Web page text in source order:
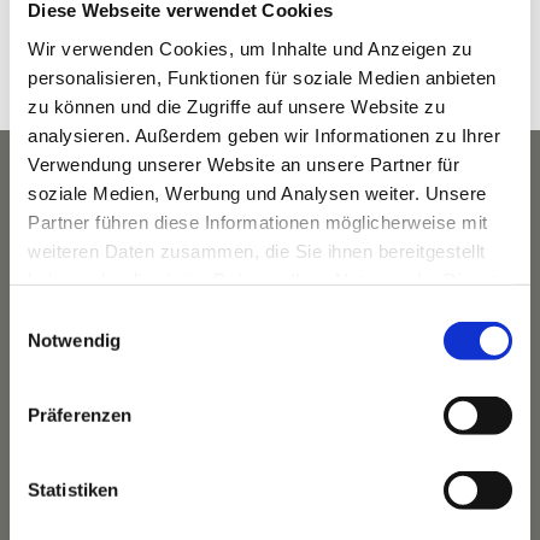
Diese Webseite verwendet Cookies
Wir verwenden Cookies, um Inhalte und Anzeigen zu
personalisieren, Funktionen für soziale Medien anbieten
zu können und die Zugriffe auf unsere Website zu
analysieren. Außerdem geben wir Informationen zu Ihrer
Verwendung unserer Website an unsere Partner für
soziale Medien, Werbung und Analysen weiter. Unsere
Partner führen diese Informationen möglicherweise mit
weiteren Daten zusammen, die Sie ihnen bereitgestellt
Notwendig
Präferenzen
Statistiken
8:30 a.m. - 9:30 a.m.
Veranstaltungskategorie:
Yoga